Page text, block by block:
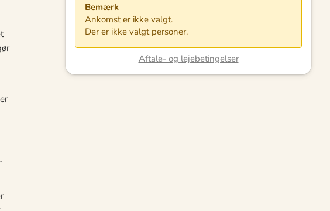
Bemærk
Ankomst er ikke valgt.
Der er ikke valgt personer.
Aftale- og lejebetingelser